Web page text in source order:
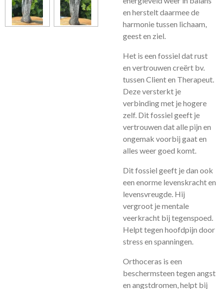
en herstelt daarmee de
harmonie tussen lichaam,
geest en ziel.
Het is een fossiel dat rust
en vertrouwen creërt bv.
tussen Client en Therapeut.
Deze versterkt je
verbinding met je hogere
zelf. Dit fossiel geeft je
vertrouwen dat alle pijn en
ongemak voorbij gaat en
alles weer goed komt.
Dit fossiel geeft je dan ook
een enorme levenskracht en
levensvreugde. Hij
vergroot je mentale
veerkracht bij tegenspoed.
Helpt tegen hoofdpijn door
stress en spanningen.
Orthoceras is een
beschermsteen tegen angst
en angstdromen, helpt bij